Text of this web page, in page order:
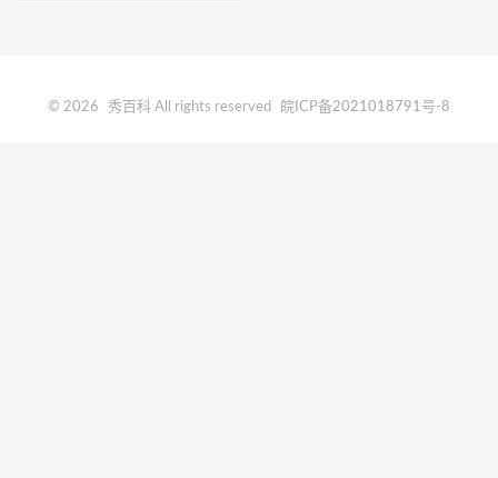
© 2026 秀百科 All rights reserved 皖ICP备2021018791号-8